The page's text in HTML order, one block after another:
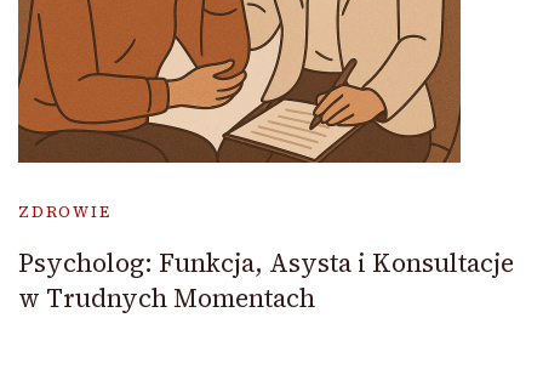
ZDROWIE
Psycholog: Funkcja, Asysta i Konsultacje
w Trudnych Momentach